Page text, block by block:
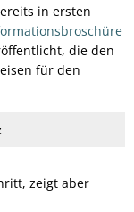
in ersten
die den
für den
zeigt aber